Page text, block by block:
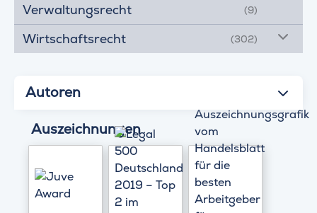
Verwaltungsrecht (9)
Wirtschaftsrecht (302)
Autoren
Auszeichnungen